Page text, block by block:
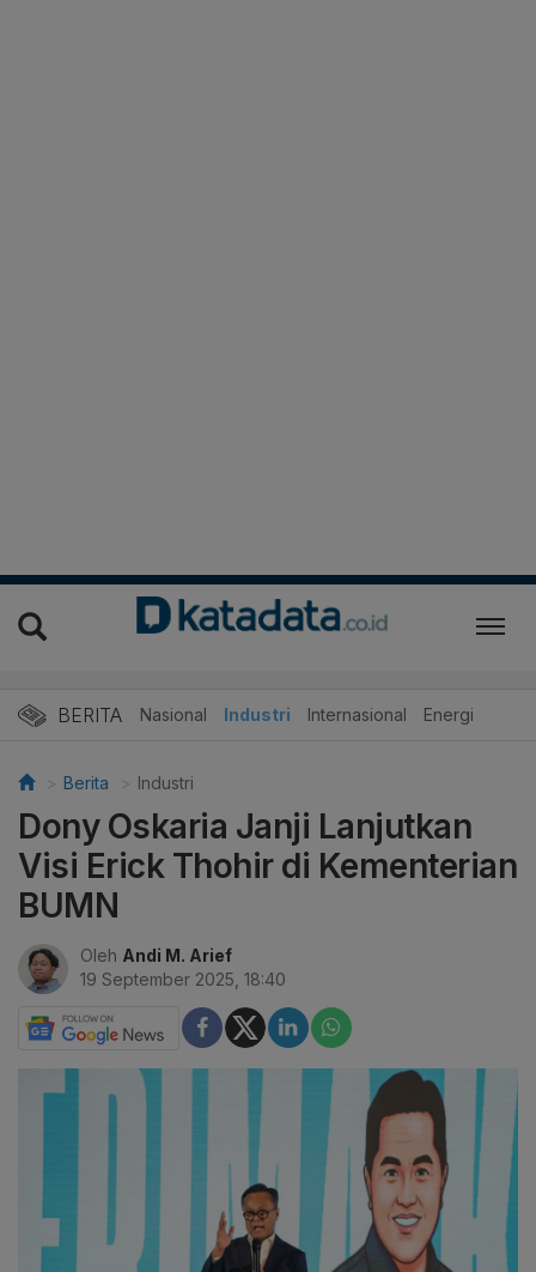
BERITA Nasional Industri Internasional Energi
Berita Industri
Dony Oskaria Janji Lanjutkan
Visi Erick Thohir di Kementerian
BUMN
Oleh Andi M. Arief
19 September 2025, 18:40